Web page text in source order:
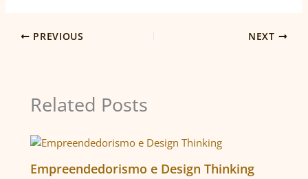
PREVIOUS NEXT
Related Posts
Empreendedorismo e Design Thinking